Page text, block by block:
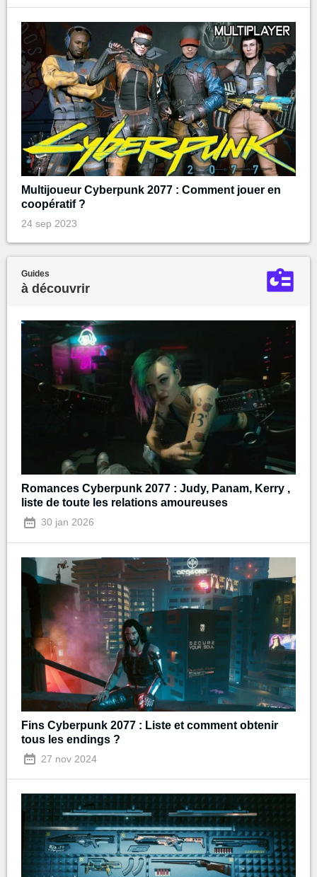
Multijoueur Cyberpunk 2077 : Comment jouer en
coopératif ?
24 sep 2023
Guides
à découvrir
Romances Cyberpunk 2077 : Judy, Panam, Kerry ,
liste de toute les relations amoureuses
30 jan 2026
Fins Cyberpunk 2077 : Liste et comment obtenir
tous les endings ?
27 nov 2024